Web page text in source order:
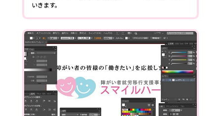
いきます。